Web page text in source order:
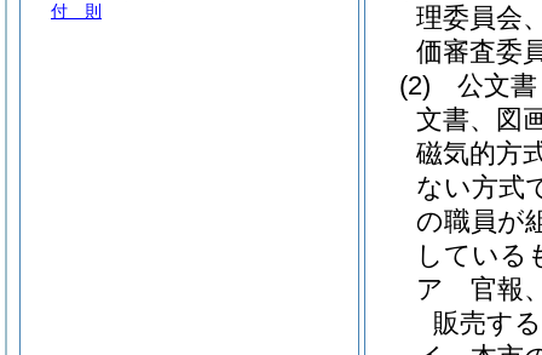
理委員会
価審査委
(2)
公文
文書、図
磁気的方
ない方式
の職員が
している
ア
官報
販売す
付 則